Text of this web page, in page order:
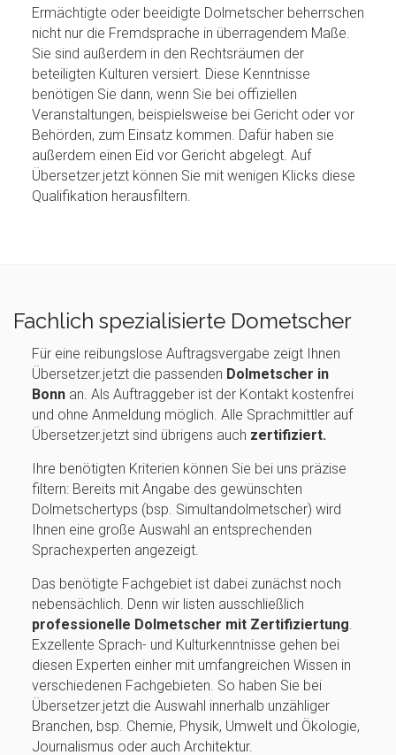
Ermächtigte oder beeidigte Dolmetscher beherrschen
nicht nur die Fremdsprache in überragendem Maße.
Sie sind außerdem in den Rechtsräumen der
beteiligten Kulturen versiert. Diese Kenntnisse
benötigen Sie dann, wenn Sie bei offiziellen
Veranstaltungen, beispielsweise bei Gericht oder vor
Behörden, zum Einsatz kommen. Dafür haben sie
außerdem einen Eid vor Gericht abgelegt. Auf
Übersetzer.jetzt können Sie mit wenigen Klicks diese
Qualifikation herausfiltern.
Fachlich spezialisierte Dometscher
Für eine reibungslose Auftragsvergabe zeigt Ihnen
Übersetzer.jetzt die passenden Dolmetscher in
Bonn an. Als Auftraggeber ist der Kontakt kostenfrei
und ohne Anmeldung möglich. Alle Sprachmittler auf
Übersetzer.jetzt sind übrigens auch zertifiziert.
Ihre benötigten Kriterien können Sie bei uns präzise
filtern: Bereits mit Angabe des gewünschten
Dolmetschertyps (bsp. Simultandolmetscher) wird
Ihnen eine große Auswahl an entsprechenden
Sprachexperten angezeigt.
Das benötigte Fachgebiet ist dabei zunächst noch
nebensächlich. Denn wir listen ausschließlich
professionelle Dolmetscher mit Zertifiziertung.
Exzellente Sprach- und Kulturkenntnisse gehen bei
diesen Experten einher mit umfangreichen Wissen in
verschiedenen Fachgebieten. So haben Sie bei
Übersetzer.jetzt die Auswahl innerhalb unzähliger
Branchen, bsp. Chemie, Physik, Umwelt und Ökologie,
Journalismus oder auch Architektur.